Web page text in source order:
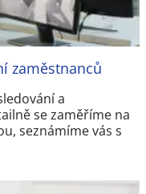
zaměstnanců
a
se zaměříme na
seznámíme vás s